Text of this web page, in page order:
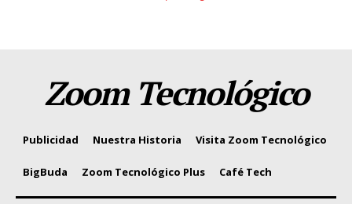
Zoom Tecnológico
Publicidad Nuestra Historia Visita Zoom Tecnológico
BigBuda Zoom Tecnológico Plus Café Tech